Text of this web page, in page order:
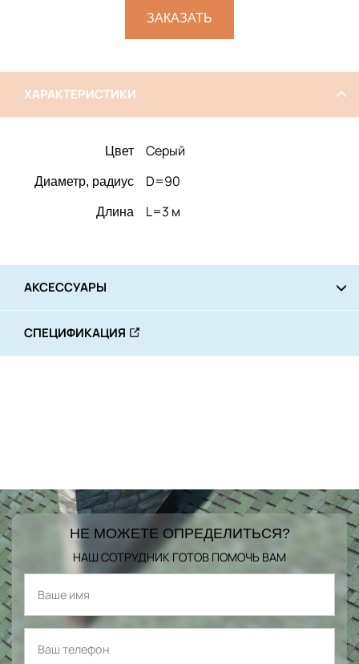
ЗАКАЗАТЬ
ХАРАКТЕРИСТИКИ
Цвет Серый
Диаметр, радиус D=90
Длина L=3 м
АКСЕССУАРЫ
СПЕЦИФИКАЦИЯ
НЕ МОЖЕТЕ ОПРЕДЕЛИТЬСЯ?
НАШ СОТРУДНИК ГОТОВ ПОМОЧЬ ВАМ